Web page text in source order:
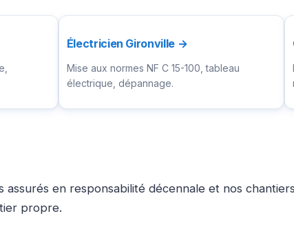
Électricien Gironville →
Mise aux normes NF C 15-100, tableau
électrique, dépannage.
assurés en responsabilité décennale et nos
propre.